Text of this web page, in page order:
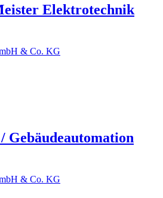
Elektrotechnik
& Co. KG
Gebäudeautomation
& Co. KG